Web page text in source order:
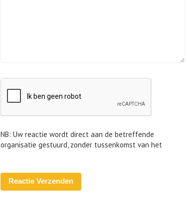
NB: Uw reactie wordt direct aan de betreffende
organisatie gestuurd, zonder tussenkomst van het